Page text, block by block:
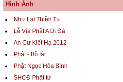
Hình Ảnh
Như Lai Thiền Tự
Lễ Vía Phật A Di Đà
An Cư Kiết Hạ 2012
Phật - Bồ tát
Phật Ngọc Hòa Bình
SHCĐ Phật tử